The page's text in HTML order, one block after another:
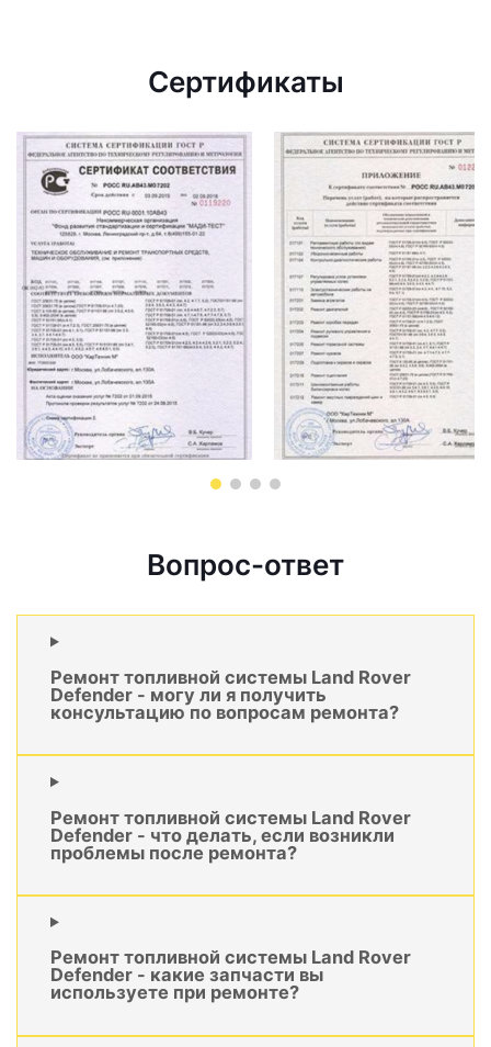
Сертификаты
Вопрос-ответ
Ремонт топливной системы Land Rover
Defender - могу ли я получить
консультацию по вопросам ремонта?
Ремонт топливной системы Land Rover
Defender - что делать, если возникли
проблемы после ремонта?
Ремонт топливной системы Land Rover
Defender - какие запчасти вы
используете при ремонте?